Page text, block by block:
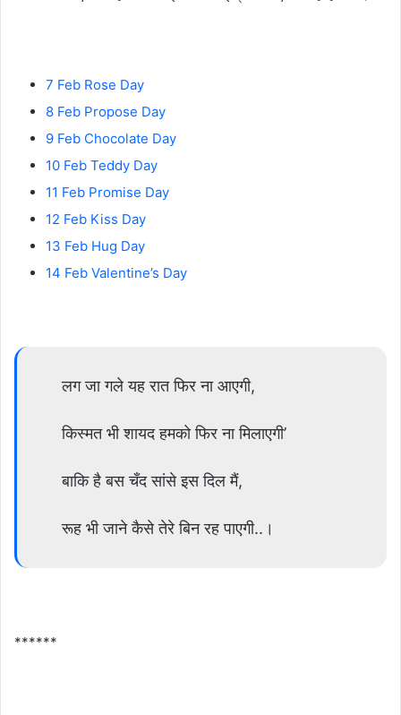
7 Feb Rose Day
8 Feb Propose Day
9 Feb Chocolate Day
10 Feb Teddy Day
11 Feb Promise Day
12 Feb Kiss Day
13 Feb Hug Day
14 Feb Valentine’s Day
लग जा गले यह रात फिर ना आएगी,
किस्मत भी शायद हमको फिर ना मिलाएगी’
बाकि है बस चँद सांसे इस दिल मैं,
रूह भी जाने कैसे तेरे बिन रह पाएगी..।
******